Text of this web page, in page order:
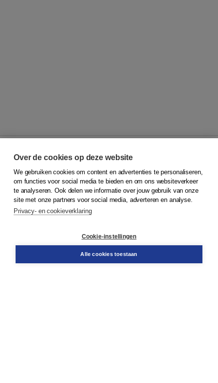
© 2026Koninklijke Boom uitgevers
Klantenservice
Service & informatie
Contact
Over de cookies op deze website
We gebruiken cookies om content en advertenties te personaliseren,
om functies voor social media te bieden en om ons websiteverkeer
te analyseren. Ook delen we informatie over jouw gebruik van onze
site met onze partners voor social media, adverteren en analyse.
Privacy- en cookieverklaring
Cookie-instellingen
Alle cookies toestaan